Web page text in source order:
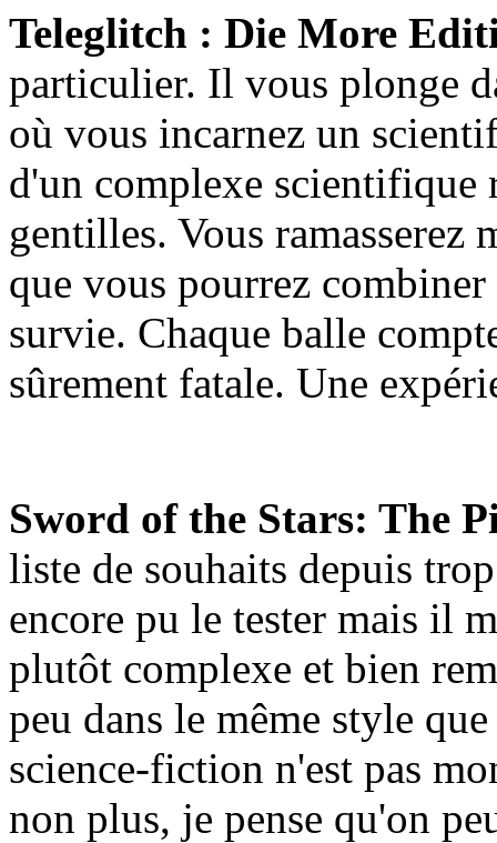
Teleglitch : Die More
particulier. Il vous plonge
où vous incarnez un
d'un complexe scientifique
gentilles. Vous ramasserez
que vous pourrez
survie. Chaque balle
sûrement fatale. Une
Sword of the Stars: The
liste de souhaits depuis
encore pu le tester mais il
plutôt complexe et bien
peu dans le même style
science-fiction n'est pas
non plus, je pense qu'on